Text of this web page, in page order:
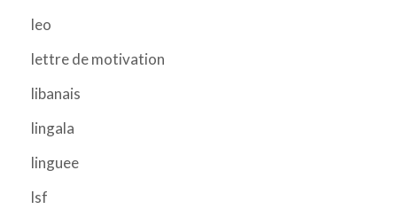
leo
lettre de motivation
libanais
lingala
linguee
lsf